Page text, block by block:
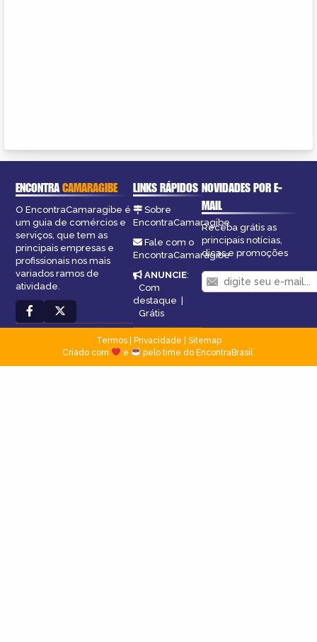
ENCONTRACAMARAGIBE
O EncontraCamaragibe é
um guia de comércios e
serviços, que tem as
principais empresas e
profissionais nos mais
variados ramos de
atividade.
LINKS RÁPIDOS
Sobre
EncontraCamaragibe
Fale com o
EncontraCamaragibe
ANUNCIE:
Com
destaque
Grátis
NOVIDADES POR E-
MAIL
Receba grátis as
principais notícias,
dicas e promoções
Termos| Privacidade
Sitemap
Criado com
e pelo time do EncontraBrasil